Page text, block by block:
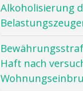
Alkoholisierung
Haft nach